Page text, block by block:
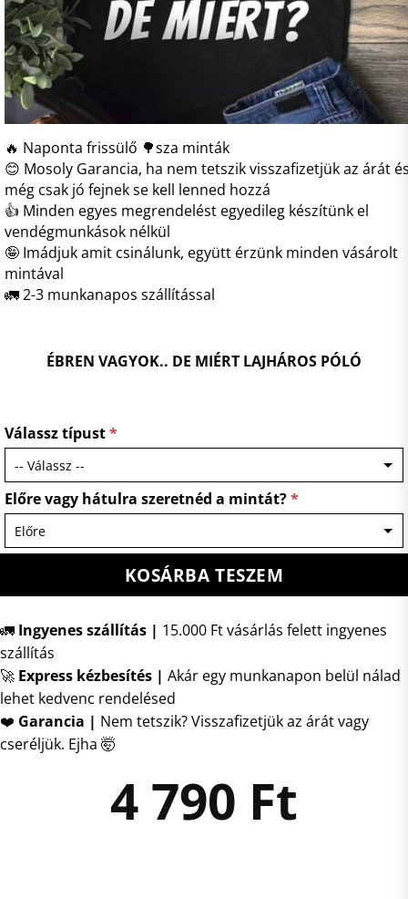
🔥 Naponta frissülő 🌳sza minták
😊 Mosoly Garancia, ha nem tetszik visszafizetjük az árát
még csak jó fejnek se kell lenned hozzá
👍 Minden egyes megrendelést egyedileg készítünk el
vendégmunkások nélkül
🤪 Imádjuk amit csinálunk, együtt érzünk minden vásárolt
mintával
🚛 2-3 munkanapos szállítással
ÉBREN VAGYOK.. DE MIÉRT LAJHÁROS PÓLÓ
Válassz típust*
Előre vagy hátulra szeretnéd a mintát?*
KOSÁRBA TESZEM
🚛 Ingyenes szállítás | 15.000 Ft vásárlás felett ingyenes
szállítás
🚀 Express kézbesítés | Akár egy munkanapon belül nálad
lehet kedvenc rendelésed
❤️ Garancia | Nem tetszik? Visszafizetjük az árát vagy
cseréljük. Ejha 🤯
4 790 Ft